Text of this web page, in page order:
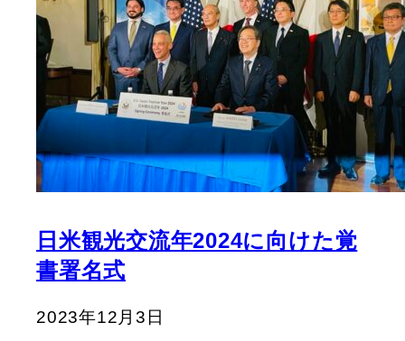
日米観光交流年2024に向けた覚
書署名式
2023年12月3日